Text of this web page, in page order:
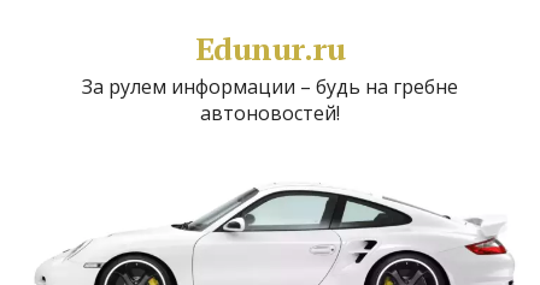
Edunur.ru
За рулем информации – будь на гребне
автоновостей!